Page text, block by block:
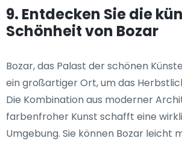
9. Entdecken Sie die
Schönheit von Bozar
Bozar, das Palast der schönen
ein großartiger Ort, um das
Die Kombination aus moderner
farbenfroher Kunst schafft eine
Umgebung. Sie können Bozar leicht